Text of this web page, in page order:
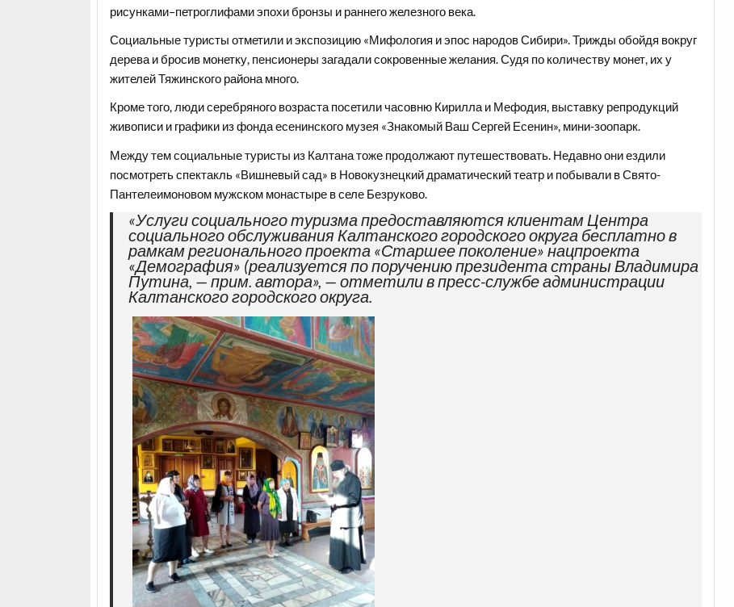
рисунками–петроглифами эпохи бронзы и раннего железного века.
Социальные туристы отметили и экспозицию «Мифология и эпос народов Сибири». Трижды обойдя вокруг
дерева и бросив монетку, пенсионеры загадали сокровенные желания. Судя по количеству монет, их у
жителей Тяжинского района много.
Кроме того, люди серебряного возраста посетили часовню Кирилла и Мефодия, выставку репродукций
живописи и графики из фонда есенинского музея «Знакомый Ваш Сергей Есенин», мини-зоопарк.
Между тем социальные туристы из Калтана тоже продолжают путешествовать. Недавно они ездили
посмотреть спектакль «Вишневый сад» в Новокузнецкий драматический театр и побывали в Свято-
Пантелеимоновом мужском монастыре в селе Безруково.
«Услуги социального туризма предоставляются клиентам Центра
социального обслуживания Калтанского городского округа бесплатно в
рамкам регионального проекта «Старшее поколение» нацпроекта
«Демография» (реализуется по поручению президента страны Владимира
Путина, — прим. автора», — отметили в пресс-службе администрации
Калтанского городского округа.